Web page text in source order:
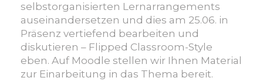
selbstorganisierten Lernarrangements
auseinandersetzen und dies am 25.06. in
Präsenz vertiefend bearbeiten und
diskutieren – Flipped Classroom-Style
eben. Auf Moodle stellen wir Ihnen Material
zur Einarbeitung in das Thema bereit.